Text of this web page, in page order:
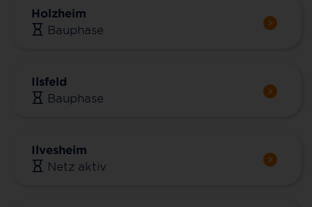
Holzheim
Bauphase
Ilsfeld
Bauphase
Ilvesheim
Netz aktiv